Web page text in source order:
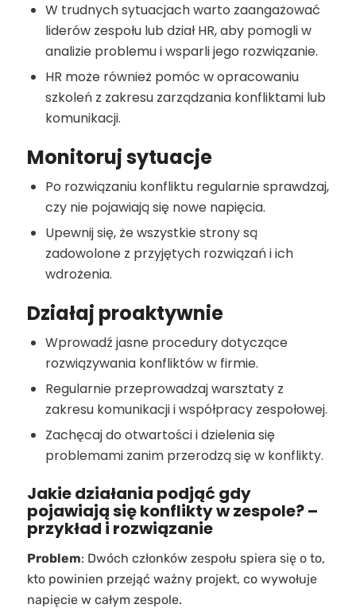
W trudnych sytuacjach warto zaangażować
liderów zespołu lub dział HR, aby pomogli w
analizie problemu i wsparli jego rozwiązanie.
HR może również pomóc w opracowaniu
szkoleń z zakresu zarządzania konfliktami lub
komunikacji.
Monitoruj sytuacje
Po rozwiązaniu konfliktu regularnie sprawdzaj,
czy nie pojawiają się nowe napięcia.
Upewnij się, że wszystkie strony są
zadowolone z przyjętych rozwiązań i ich
wdrożenia.
Działaj proaktywnie
Wprowadź jasne procedury dotyczące
rozwiązywania konfliktów w firmie.
Regularnie przeprowadzaj warsztaty z
zakresu komunikacji i współpracy zespołowej.
Zachęcaj do otwartości i dzielenia się
problemami zanim przerodzą się w konflikty.
Jakie działania podjąć gdy
pojawiają się konflikty w zespole? –
przykład i rozwiązanie
Problem: Dwóch członków zespołu spiera się o to,
kto powinien przejąć ważny projekt, co wywołuje
napięcie w całym zespole.